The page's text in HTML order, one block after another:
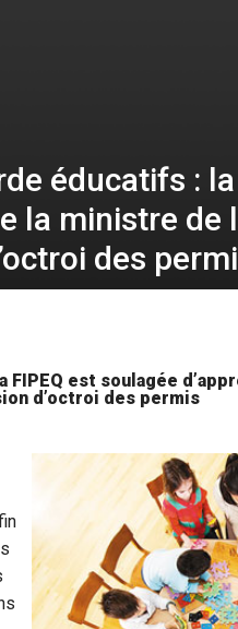
éducatifs : la
la ministre de
des
est soulagée
d’octroi des permis